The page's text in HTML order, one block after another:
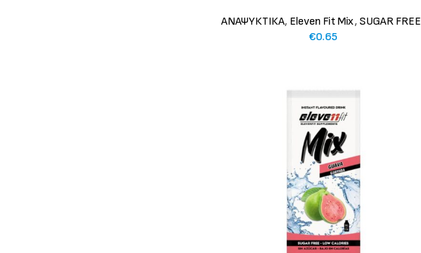
ΑΝΑΨΥΚΤΙΚΑ, Eleven Fit Mix, SUGAR FREE
€0.65